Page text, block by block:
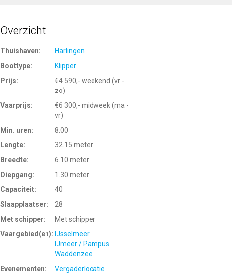
Overzicht
Thuishaven:
Harlingen
Boottype:
Klipper
Prijs:
€4 590,- weekend (vr -
zo)
Vaarprijs:
€6 300,- midweek (ma -
vr)
Min. uren:
8.00
Lengte:
32.15 meter
Breedte:
6.10 meter
Diepgang:
1.30 meter
Capaciteit:
40
Slaapplaatsen:
28
Met schipper:
Met schipper
Vaargebied(en): IJsselmeer
IJmeer / Pampus
Waddenzee
Evenementen:
Vergaderlocatie